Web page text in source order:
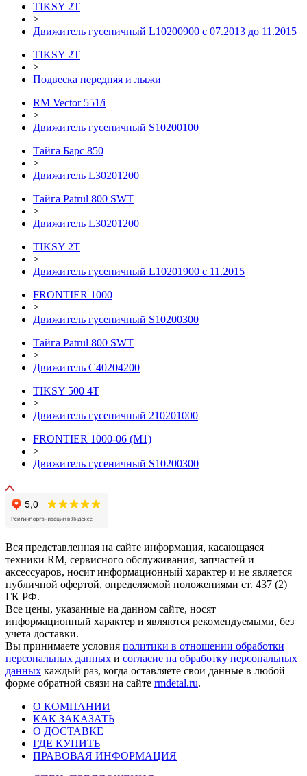
TIKSY 2T
>
Движитель гусеничный L10200900 с 07.2013 до 11.2015
TIKSY 2T
>
Подвеска передняя и лыжи
RM Vector 551/i
>
Движитель гусеничный S10200100
Тайга Барс 850
>
Движитель L30201200
Тайга Patrul 800 SWT
>
Движитель L30201200
TIKSY 2T
>
Движитель гусеничный L10201900 с 11.2015
FRONTIER 1000
>
Движитель гусеничный S10200300
Тайга Patrul 800 SWT
>
Движитель С40204200
TIKSY 500 4T
>
Движитель гусеничный 210201000
FRONTIER 1000-06 (М1)
>
Движитель гусеничный S10200300
Вся представленная на сайте информация, касающаяся
техники RM, сервисного обслуживания, запчастей и
аксессуаров, носит информационный характер и не является
публичной офертой, определяемой положениями ст. 437 (2)
ГК РФ.
Все цены, указанные на данном сайте, носят
информационный характер и являются рекомендуемыми, без
учета доставки.
Вы принимаете условия политики в отношении обработки
персональных данных и согласие на обработку персональных
данных каждый раз, когда оставляете свои данные в любой
форме обратной связи на сайте rmdetal.ru.
О КОМПАНИИ
КАК ЗАКАЗАТЬ
О ДОСТАВКЕ
ГДЕ КУПИТЬ
ПРАВОВАЯ ИНФОРМАЦИЯ